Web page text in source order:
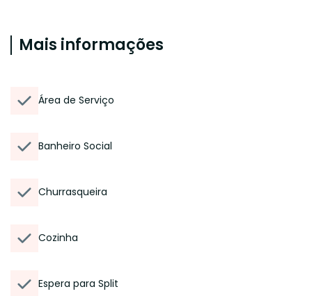
Mais informações
Área de Serviço
Banheiro Social
Churrasqueira
Cozinha
Espera para Split